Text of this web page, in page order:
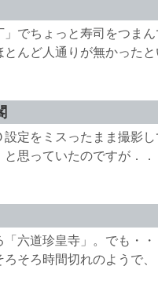
」でちょっと寿司をつま
んど人通りが無かったと
定をミスったまま撮影
と思っていたのですが．．
「六道珍皇寺」。でも・
そろ時間切れのようで、